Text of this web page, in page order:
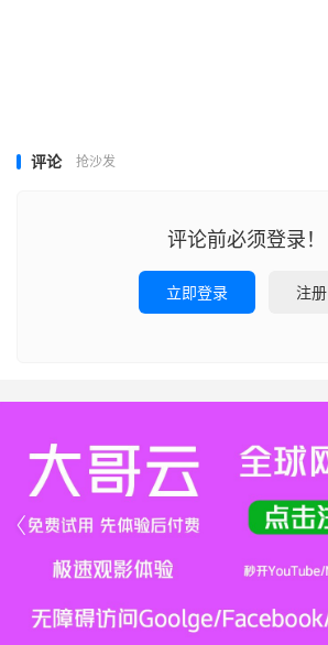
评论 抢沙发
评论前必须登录！
立即登录 注册
